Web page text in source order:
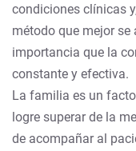
condiciones clínicas
método que mejor se
importancia que la
constante y efectiva.
La familia es un
logre superar de la
de acompañar al